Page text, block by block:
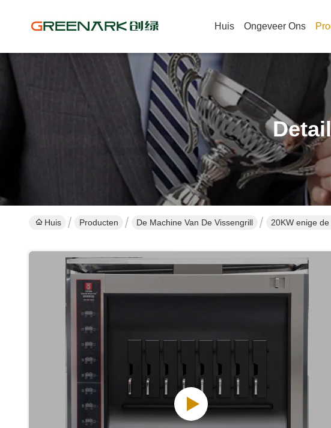
Huis Ongeveer Ons
Huis Producten De Machine Van De Vissengrill 20KW enige